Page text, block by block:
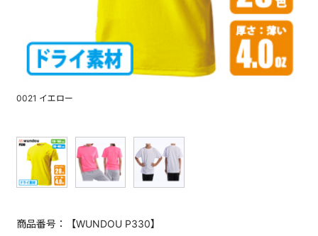
0021 イエロー
商品番号：【WUNDOU P330】